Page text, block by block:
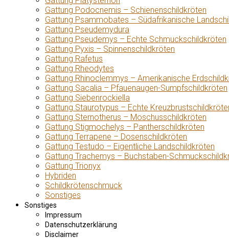
Gattung Podocnemis – Schienenschildkröten
Gattung Psammobates – Südafrikanische
Gattung Pseudemydura
Gattung Pseudemys – Echte Schmuckschildkröten
Gattung Pyxis – Spinnenschildkröten
Gattung Rafetus
Gattung Rheodytes
Gattung Rhinoclemmys – Amerikanische
Gattung Sacalia – Pfauenaugen-Sumpfschildkröten
Gattung Siebenrockiella
Gattung Staurotypus – Echte
Gattung Sternotherus – Moschusschildkröten
Gattung Stigmochelys – Pantherschildkröten
Gattung Terrapene – Dosenschildkröten
Gattung Testudo – Eigentliche Landschildkröten
Gattung Trachemys – Buchstaben-
Gattung Trionyx
Hybriden
Schildkrötenschmuck
Sonstiges
Sonstiges
Impressum
Datenschutzerklärung
Disclaimer